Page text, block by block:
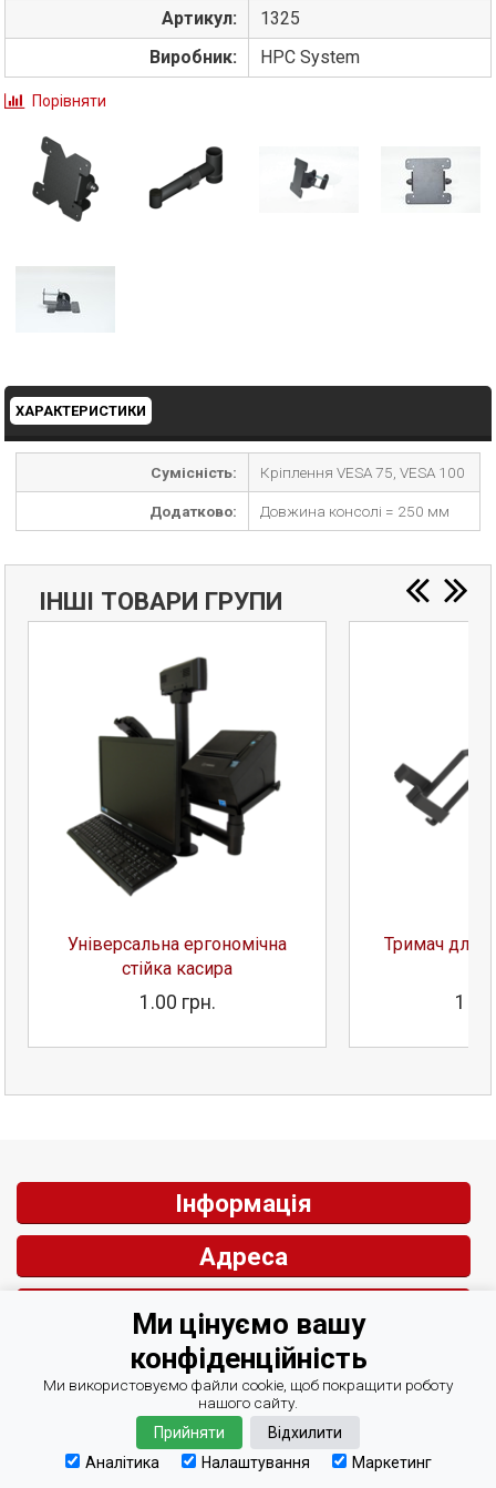
Артикул:
1325
Виробник:
HPC System
Порівняти
ХАРАКТЕРИСТИКИ
Сумісність: Кріплення VESA 75, VESA 100
Додатково: Довжина консолі = 250 мм
ІНШІ ТОВАРИ ГРУПИ
Універсальна ергономічна
стійка касира
1.00 грн.
Тримач для
1
Інформація
Адреса
Контакти
Зворотній зв'язок
© СІРІУС Центр Автоматизації 2007-2026 Курси валют Мінфін
Ми цінуємо вашу
конфіденційність
Ми використовуємо файли cookie, щоб покращити роботу
нашого сайту.
Прийняти
Відхилити
Аналітика
Налаштування Маркетинг